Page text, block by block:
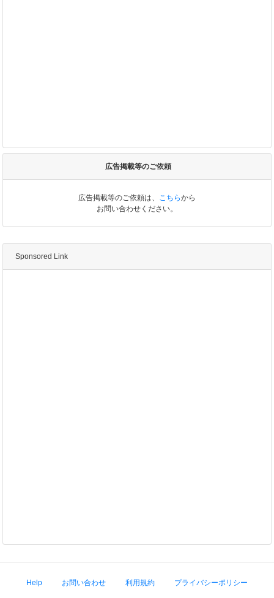
広告掲載等のご依頼
広告掲載等のご依頼は、 こちらから
お問い合わせください。
Sponsored Link
Help お問い合わせ 利用規約 プライバシーポリシー